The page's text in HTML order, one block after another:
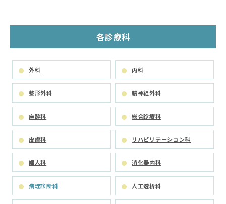
各診療科
外科 内科
整形外科 脳神経外科
麻酔科 総合診療科
皮膚科 リハビリテーション科
婦人科 消化器内科
病理診断科 人工透析科